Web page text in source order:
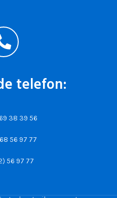
telefon:
38 39 56
56 97 77
56 97 77